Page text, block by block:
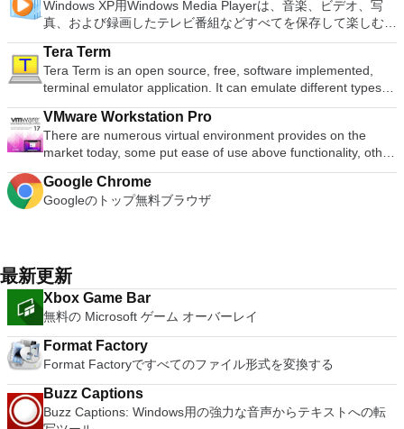
語、スペイン語、フランス語、フルバツキー、イタリア語、ラ
トヴィエシュ、リエトゥビウ、マジャール、オランダ、ノルス
ク、ポルスキ、ポルトガル、ポルトガル、スロヴェンスキー、
スロベンツキー、スロヴェンスキーSrpski、Suomi、
Svenska、Türkçe。
バイス間の接続をバックアップおよび同期します。 仮想キー
の高度なキーが含まれています。 Bluetoothキーボードのサポ
ート。 VNC Connectサブスクリプションには、無料、有料、
試用の3つのバージョンがあります。 制御する必要のあるマシ
ンごとに、RealVNCのWebサイトにアクセスして、各コンピ
ューターにVNC Connectをダウンロードするだけです。次
に、RealVNCアカウントの資格情報を使用して、ローカルマ
シンでVNC Viewerにサインインします。そこから、コンピュ
ーターを確認して接続できます。 VNC Connectを使用する
と、セッションはエンドツーエンドで暗号化されます。アプリ
はすぐに各コンピューターをパスワードで保護します。コンピ
ダウンロード
Vimeoで4K HDRおよび360ビデオを再生 VRエクスペリエンス
の向上：Microsoft Mixed Realityヘッドセット、HTC、VIVE、
およびOculus Riftをサポート Fire TVとキャストのサポート
注：これは商用トライアルです。
Microsoft Office InfoPath 2007。 Microsoft Office OneNote
2007。 Microsoft Office PowerPoint 2007。 Microsoft Office
Publisher 2007。 Microsoft Office Visio 2007。 Microsoft
Office Word 2007。 2007 Microsoft Officeプログラムのこの
Microsoft Save as PDFまたはXPSアドインは、2007 Microsoft
Office systemソフトウェアの補足条項であり、2007 Microsoft
Office systemソフトウェアのライセンス条項の対象となりま
す。 システム要件：サポートされているオペレーティングシ
ステム。 Windows Server 2003、Windows Vista、Windows
Office 2016 Free has multiple language support for English,
French, German, Spanish, Portuguese,Russian and Polish
languages. To switch between languages requires only a
single click! Despite being a free suite, WPS Office comes
with many innovative features, such as the paragraph
adjustment tool and multiple tabbed feature. It also has a PDF
converter, spell check and word count feature. WPS Office
2016 Personal Edition supports switching language UI,File
Roaming and Docer online templates. Key features include:
Writer Efficient word processor. Presentation Multimedia
presentations creator. Spreadsheets Powerful tool for data
processing and analysis. 100% compatible with MS Office
Although it is a free suite, WPS Office 2016 Free comes with
many innovative features, including a useful a paragraph
adjustment tool int he Writer program. It has an Office to PDF
converter, automatic spell checking and word count features.
It also has some neat tools such as the Watermark in
document, and converting PowerPoint to Word document
support. Overall, WPS Office 2016 Free is a good alternative
to Microsoft's offering. The Writer program is a versatile word
processor; the Presentation program is an easy to use and
effective slide show maker that helps you to create impressive
Windows XP用Windows Media Playerは、音楽、ビデオ、写
真、および録画したテレビ番組などすべてを保存して楽しむ最
適な機能を搭載しています。 再生、表示、外出先で楽しむた
めのポータブル デバイスとの同期、さらには家中のデバイス
との共有も、すべて1か所で行えます。 シンプルなデザイン -
まったく新しい外観でデジタル エンターテイメントを楽しめ
ます。 大好きな音楽をより多く - デジタル音楽体験がさらに
楽しくなります。 エンターテイメントをすべて1つの場所に -
音楽、ビデオ、写真、録画したテレビ番組をすべて保存して楽
しめます。 どこでも楽しめる - どこにいても音楽、ビデオ、
写真にアクセスできます。
Tera Term
Tera Term is an open source, free, software implemented,
terminal emulator application. It can emulate different types of
computer terminals, from DEC VT100 to DEC VT382, and it
supports telnet, SSH 1 & 2 and serial port connections. It also
has a built-in macro scripting language and some other useful
plugins. Key features include: Automatically creates logs with
unique log names. Supports SSH, standard telnet and serial
ports. Supports dec/digital/vt terminal standards. Tera Term is
a useful application, which allows the connection to any
system resources. So, if you need a free terminal emulator,
which is easy to master and supports remote Telnet or SSH
host connections then Tera Term is a good choice.
VMware Workstation Pro
There are numerous virtual environment provides on the
market today, some put ease of use above functionality, other
place integration above stability. VMware Workstation Pro is
the easiest to use, the fastest and the most reliable app when
it comes to evaluating a new OS, or new software apps and
anywhere on VMware software. vSphere and vCloud Air
Support - Drag and drop VMs between environments.
Restricted and Encrypted VMs - Protection and performance
enhancements. Expiring Virtual Machines - Time-limited
virtual machines. Latest Hardware Support - Broadwell and
Haswell CPU support. Enterprise Quality Virtual Machines -
16 vCPUs, 8TB virtual disks, and 64GB memory. Enhanced
IPv6 Support - IPv6-to-IPv4 NAT (6to4 and 4to6). Virtual
Machine Video Memory - Up to 2GB. Enhanced Connectivity -
Google Chrome
Googleのトップ無料ブラウザ
最新更新
Xbox Game Bar
無料の Microsoft ゲーム オーバーレイ
Format Factory
Format Factoryですべてのファイル形式を変換する
Buzz Captions
Buzz Captions: Windows用の強力な音声からテキストへの転